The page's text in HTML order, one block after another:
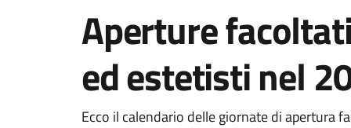
Aperture
ed estetisti nel
Ecco il calendario delle giornate di apertura